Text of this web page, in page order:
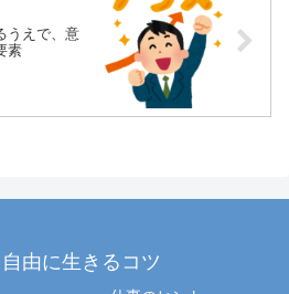
うえで、意
素
由に生きるコツ